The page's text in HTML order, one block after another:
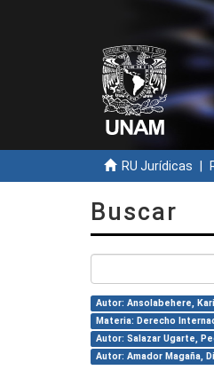
RU Jurídicas
Buscar
Autor: Ansolabehere,
Materia: Derecho
Autor: Salazar Ugarte,
Autor: Amador Magaña,